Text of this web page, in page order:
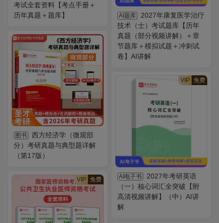
考试全套资料【考点手册＋
历年真题＋题库】
AI题库
2027年康复医学治疗
技术（士）考试题库【历年
真题（部分视频讲解）＋章
节题库＋模拟试题＋冲刺试
卷】AI讲解
图书
西方经济学（微观部
分）考研真题与典型题详解
（第17版）
VIP 免费
AI电子书
2027年考研英语
（一）核心词汇全突破【附
高清视频讲解】（中）AI讲
解
VIP 免费